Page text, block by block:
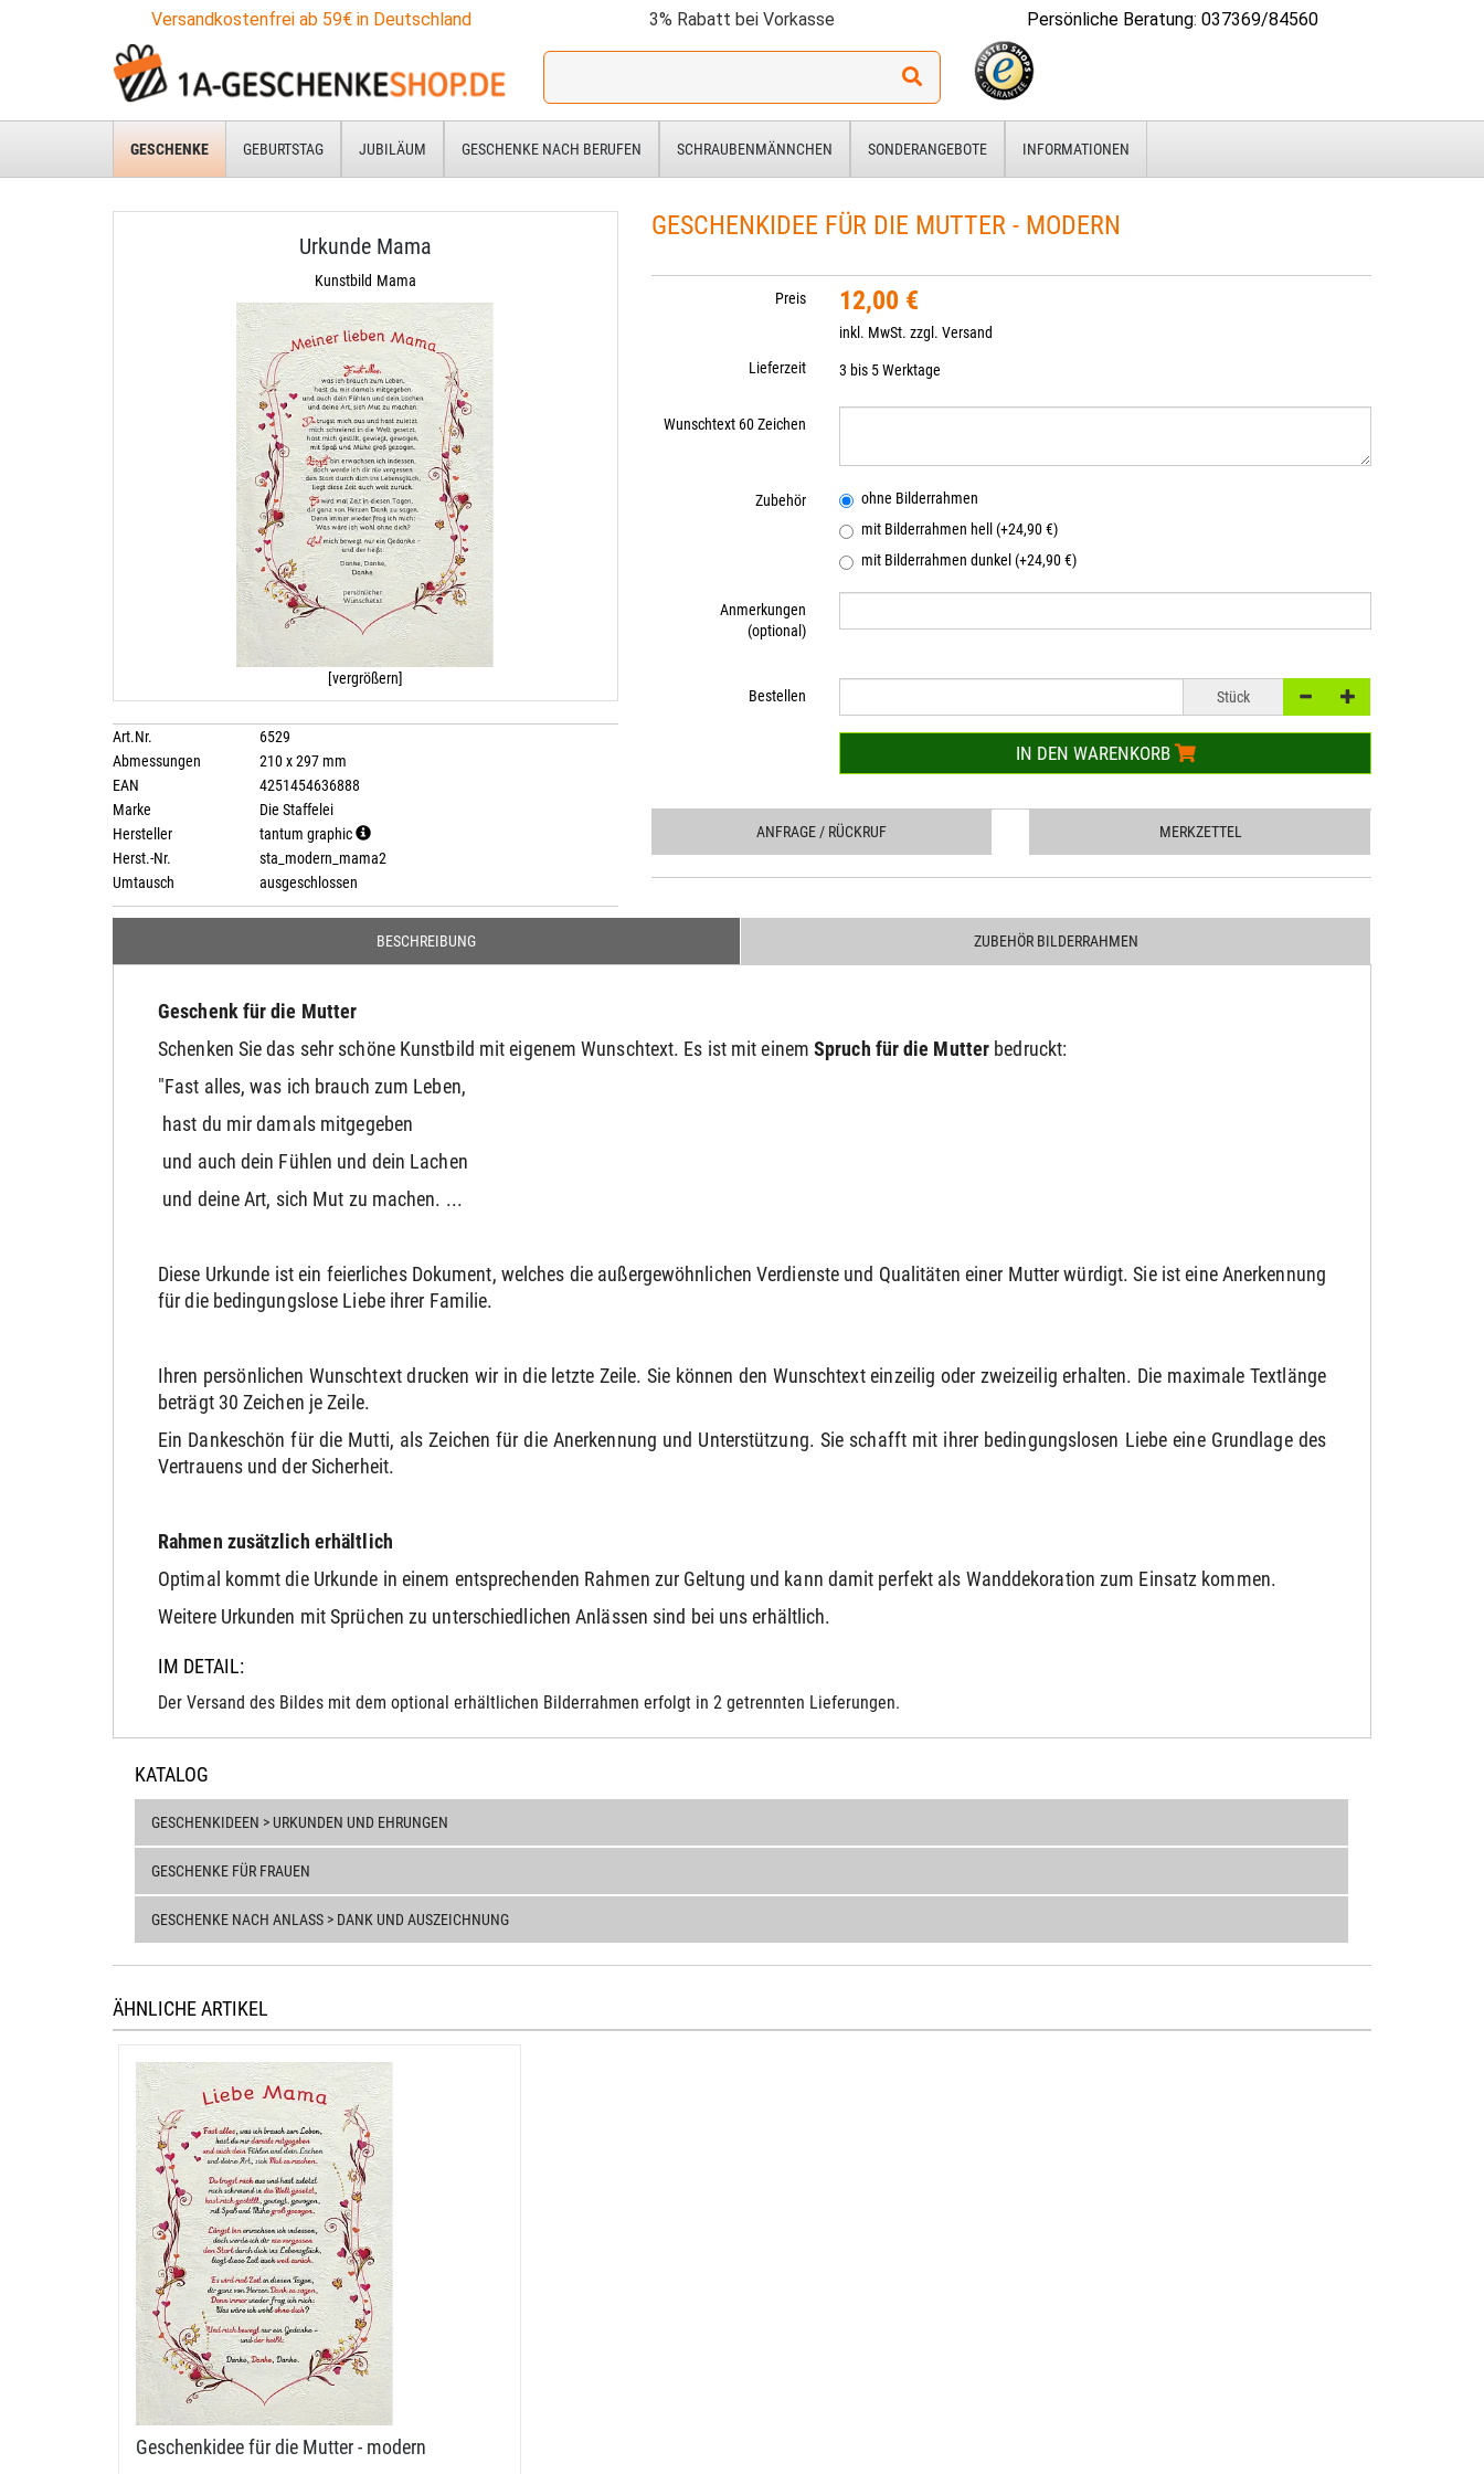
Versandkostenfrei ab 59€ in Deutschland 3% Rabatt bei Vorkasse Persönliche Beratung: 037369/84560
Ich
für:
GESCHENKE GEBURTSTAG JUBILÄUM GESCHENKE NACH BERUFEN SCHRAUBENMÄNNCHEN SONDERANGEBOTE INFORMATIONEN
Urkunde Mama
Kunstbild Mama
[vergrößern]
GESCHENKIDEE FÜR DIE MUTTER - MODERN
Preis 12,00 €
inkl. MwSt. zzgl.Versand
Lieferzeit
3 bis 5 Werktage
Wunschtext 60 Zeichen
Zubehör
ohne Bilderrahmen
mit Bilderrahmen hell (+24,90 €)
mit Bilderrahmen dunkel (+24,90 €)
Anmerkungen
(optional)
Bestellen Stück
IN DEN WARENKORB
ANFRAGE / RÜCKRUF MERKZETTEL
Art.Nr.
6529
Abmessungen
210 x 297 mm
EAN
4251454636888
Marke
Die Staffelei
Hersteller
tantum graphic
Herst.-Nr.
sta_modern_mama2
Umtausch
ausgeschlossen
BESCHREIBUNG ZUBEHÖR BILDERRAHMEN
Geschenk für die Mutter
Schenken Sie das sehr schöne Kunstbild mit eigenem Wunschtext. Es ist mit einem Spruch für die Mutter bedruckt:
"Fast alles, was ich brauch zum Leben,
hast du mir damals mitgegeben
und auch dein Fühlen und dein Lachen
und deine Art, sich Mut zu machen. ...
Diese Urkunde ist ein feierliches Dokument, welches die außergewöhnlichen Verdienste und Qualitäten einer Mutter würdigt. Sie ist eine Anerkennung
für die bedingungslose Liebe ihrer Familie.
Ihren persönlichen Wunschtext drucken wir in die letzte Zeile. Sie können den Wunschtext einzeilig oder zweizeilig erhalten. Die maximale Textlänge
beträgt 30 Zeichen je Zeile.
Ein Dankeschön für die Mutti, als Zeichen für die Anerkennung und Unterstützung. Sie schafft mit ihrer bedingungslosen Liebe eine Grundlage des
Vertrauens und der Sicherheit.
Rahmen zusätzlich erhältlich
Optimal kommt die Urkunde in einem entsprechenden Rahmen zur Geltung und kann damit perfekt als Wanddekoration zum Einsatz kommen.
Weitere Urkunden mit Sprüchen zu unterschiedlichen Anlässen sind bei uns erhältlich.
IM DETAIL:
Der Versand des Bildes mit dem optional erhältlichen Bilderrahmen erfolgt in 2 getrennten Lieferungen.
KATALOG
GESCHENKIDEEN > URKUNDEN UND EHRUNGEN
GESCHENKE FÜR FRAUEN
GESCHENKE NACH ANLASS > DANK UND AUSZEICHNUNG
ÄHNLICHE ARTIKEL
Geschenkidee für die Mutter - modern